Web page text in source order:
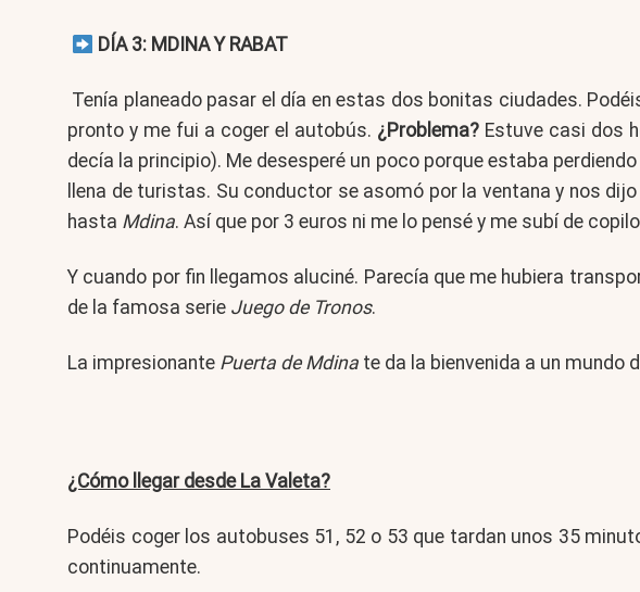
DÍA 3: MDINA Y RABAT
Tenía planeado pasar el día en estas dos bonitas ciudades.
pronto y me fui a coger el autobús. ¿Problema? Estuve casi dos
decía la principio). Me desesperé un poco porque estaba
llena de turistas. Su conductor se asomó por la ventana y nos
hasta Mdina. Así que por 3 euros ni me lo pensé y me subí de
Y cuando por fin llegamos aluciné. Parecía que me hubiera
de la famosa serie Juego de Tronos.
La impresionante Puerta de Mdina te da la bienvenida a un mundo
¿Cómo llegar desde La Valeta?
Podéis coger los autobuses 51, 52 o 53 que tardan unos 35
continuamente.